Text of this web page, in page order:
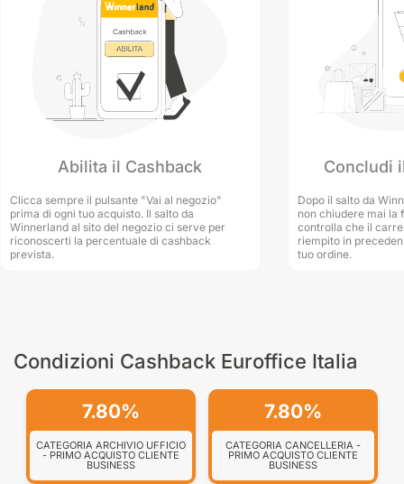
Abilita il Cashback
Clicca sempre il pulsante "Vai al negozio"
prima di ogni tuo acquisto. Il salto da
Winnerland al sito del negozio ci serve per
riconoscerti la percentuale di cashback
prevista.
Concludi
Dopo il salto da
non chiudere mai la
controlla che il
riempito in
tuo ordine.
Condizioni Cashback Euroffice Italia
7.80%
CATEGORIA ARCHIVIO UFFICIO
- PRIMO ACQUISTO CLIENTE
BUSINESS
7.80%
CATEGORIA CANCELLERIA -
PRIMO ACQUISTO CLIENTE
BUSINESS